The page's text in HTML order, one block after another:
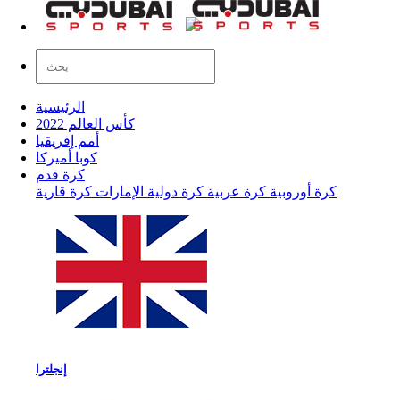
الرئيسية
كأس العالم 2022
أمم إفريقيا
كوبا أميركا
كرة قدم
كرة أوروبية كرة عربية كرة دولية الإمارات كرة قارية
إنجلترا